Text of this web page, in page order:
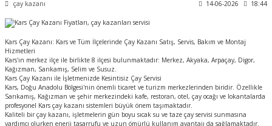
çay kazanı 14-06-2026 18:44
Kars Çay Kazanı: Kars ve Tüm İlçelerinde Çay Kazanı Satış, Servis, Bakım ve Montaj
Hizmetleri
Kars'ın merkez ilçe ile birlikte 8 ilçesi bulunmaktadır: Merkez, Akyaka, Arpaçay, Digor,
Kağızman, Sarıkamış, Selim ve Susuz.
Kars Çay Kazanı ile İşletmenizde Kesintisiz Çay Servisi
Kars, Doğu Anadolu Bölgesi'nin önemli ticaret ve turizm merkezlerinden biridir. Özellikle
Sarıkamış, Kağızman ve şehir merkezindeki kafe, restoran, otel, çay ocağı ve lokantalarda
profesyonel Kars çay kazanı sistemleri büyük önem taşımaktadır.
Kaliteli bir çay kazanı, işletmelerin gün boyu sıcak su ve taze çay servisi sunmasına
yardımcı olurken enerji tasarrufu ve uzun ömürlü kullanım avantajı da sağlamaktadır.